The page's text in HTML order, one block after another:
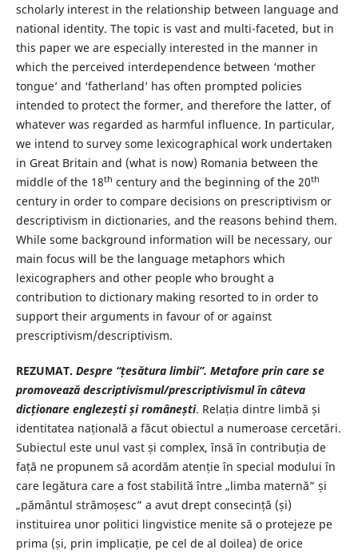
scholarly interest in the relationship between language and
national identity. The topic is vast and multi-faceted, but in
this paper we are especially interested in the manner in
which the perceived interdependence between ‘mother
tongue’ and ‘fatherland’ has often prompted policies
intended to protect the former, and therefore the latter, of
whatever was regarded as harmful influence. In particular,
we intend to survey some lexicographical work undertaken
in Great Britain and (what is now) Romania between the
middle of the 18th century and the beginning of the 20th
century in order to compare decisions on prescriptivism or
descriptivism in dictionaries, and the reasons behind them.
While some background information will be necessary, our
main focus will be the language metaphors which
lexicographers and other people who brought a
contribution to dictionary making resorted to in order to
support their arguments in favour of or against
prescriptivism/descriptivism.
REZUMAT. Despre “țesătura limbii”. Metafore prin care se
promovează de­scriptivismul/prescriptivismul în câteva
dicționare englezești și românești. Relația dintre limbă și
identitatea națională a făcut obiectul a numeroase cercetări.
Subiectul este unul vast și complex, însă în contribuția de
față ne propunem să acordăm atenție în special modului în
care legătura care a fost stabilită între „limba maternă” și
„pământul strămoșesc” a avut drept consecință (și)
instituirea unor politici lingvistice menite să o protejeze pe
prima (și, prin implicație, pe cel de al doilea) de orice